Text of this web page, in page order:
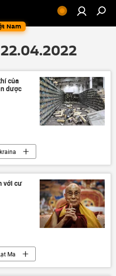
Nam
của
dược
Ukraina
với cư
Ma